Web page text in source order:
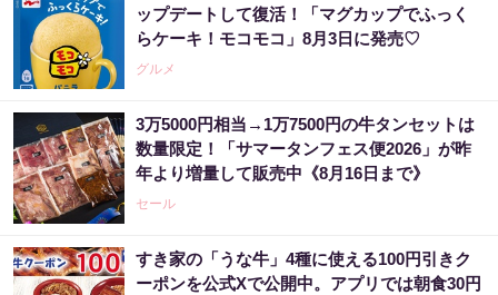
ップデートして復活！「マグカップでふっく
らケーキ！モコモコ」8月3日に発売♡
グルメ
3万5000円相当→1万7500円の牛タンセットは
数量限定！「サマータンフェス便2026」が昨
年より増量して販売中《8月16日まで》
セール
すき家の「うな牛」4種に使える100円引きク
ーポンを公式Xで公開中。アプリでは朝食30円